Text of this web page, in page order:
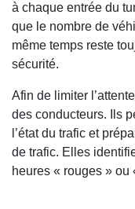
à chaque entrée du
que le nombre de
même temps reste
sécurité.
Afin de limiter
des conducteurs. Ils
l’état du trafic et
de trafic. Elles
heures « rouges » ou